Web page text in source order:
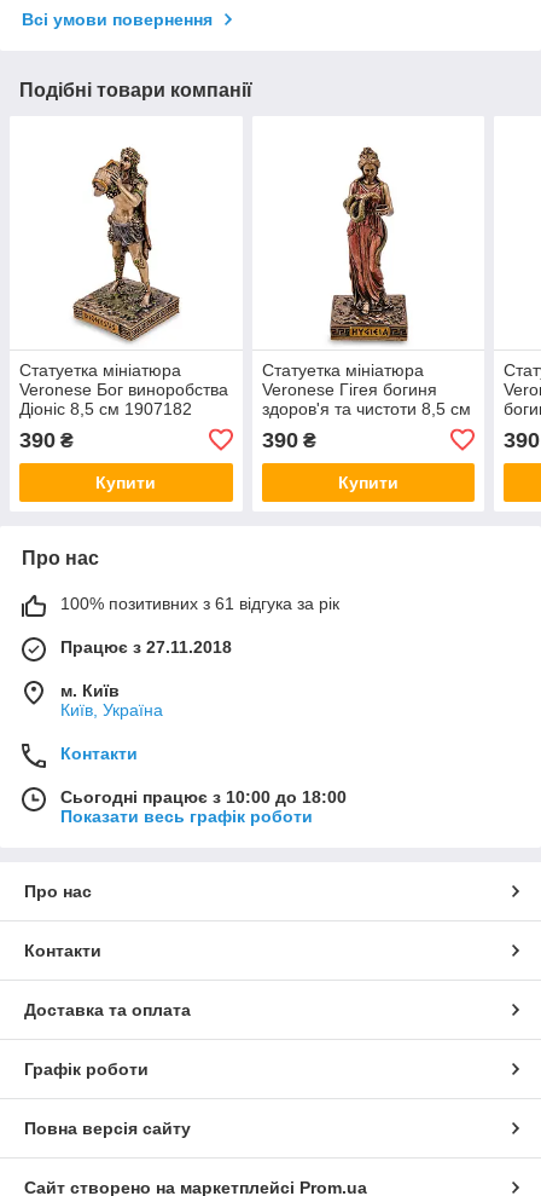
Всі умови повернення
Подібні товари компанії
Статуетка мініатюра
Veronese Бог виноробства
Діоніс 8,5 см 1907182
полістоуна VE
390 ₴
Купити
Статуетка мініатюра
Veronese Гігея богиня
здоров'я та чистоти 8,5 см
покриття VE
390₴
Купити
390
Про нас
100% позитивних з 61 відгука за рік
Працює з 27.11.2018
м. Київ
Київ, Україна
Контакти
Сьогодні працює з 10:00 до 18:00
Показати весь графік роботи
Про нас
Контакти
Доставка та оплата
Графік роботи
Повна версія сайту
Сайт створено на маркетплейсі Prom.ua